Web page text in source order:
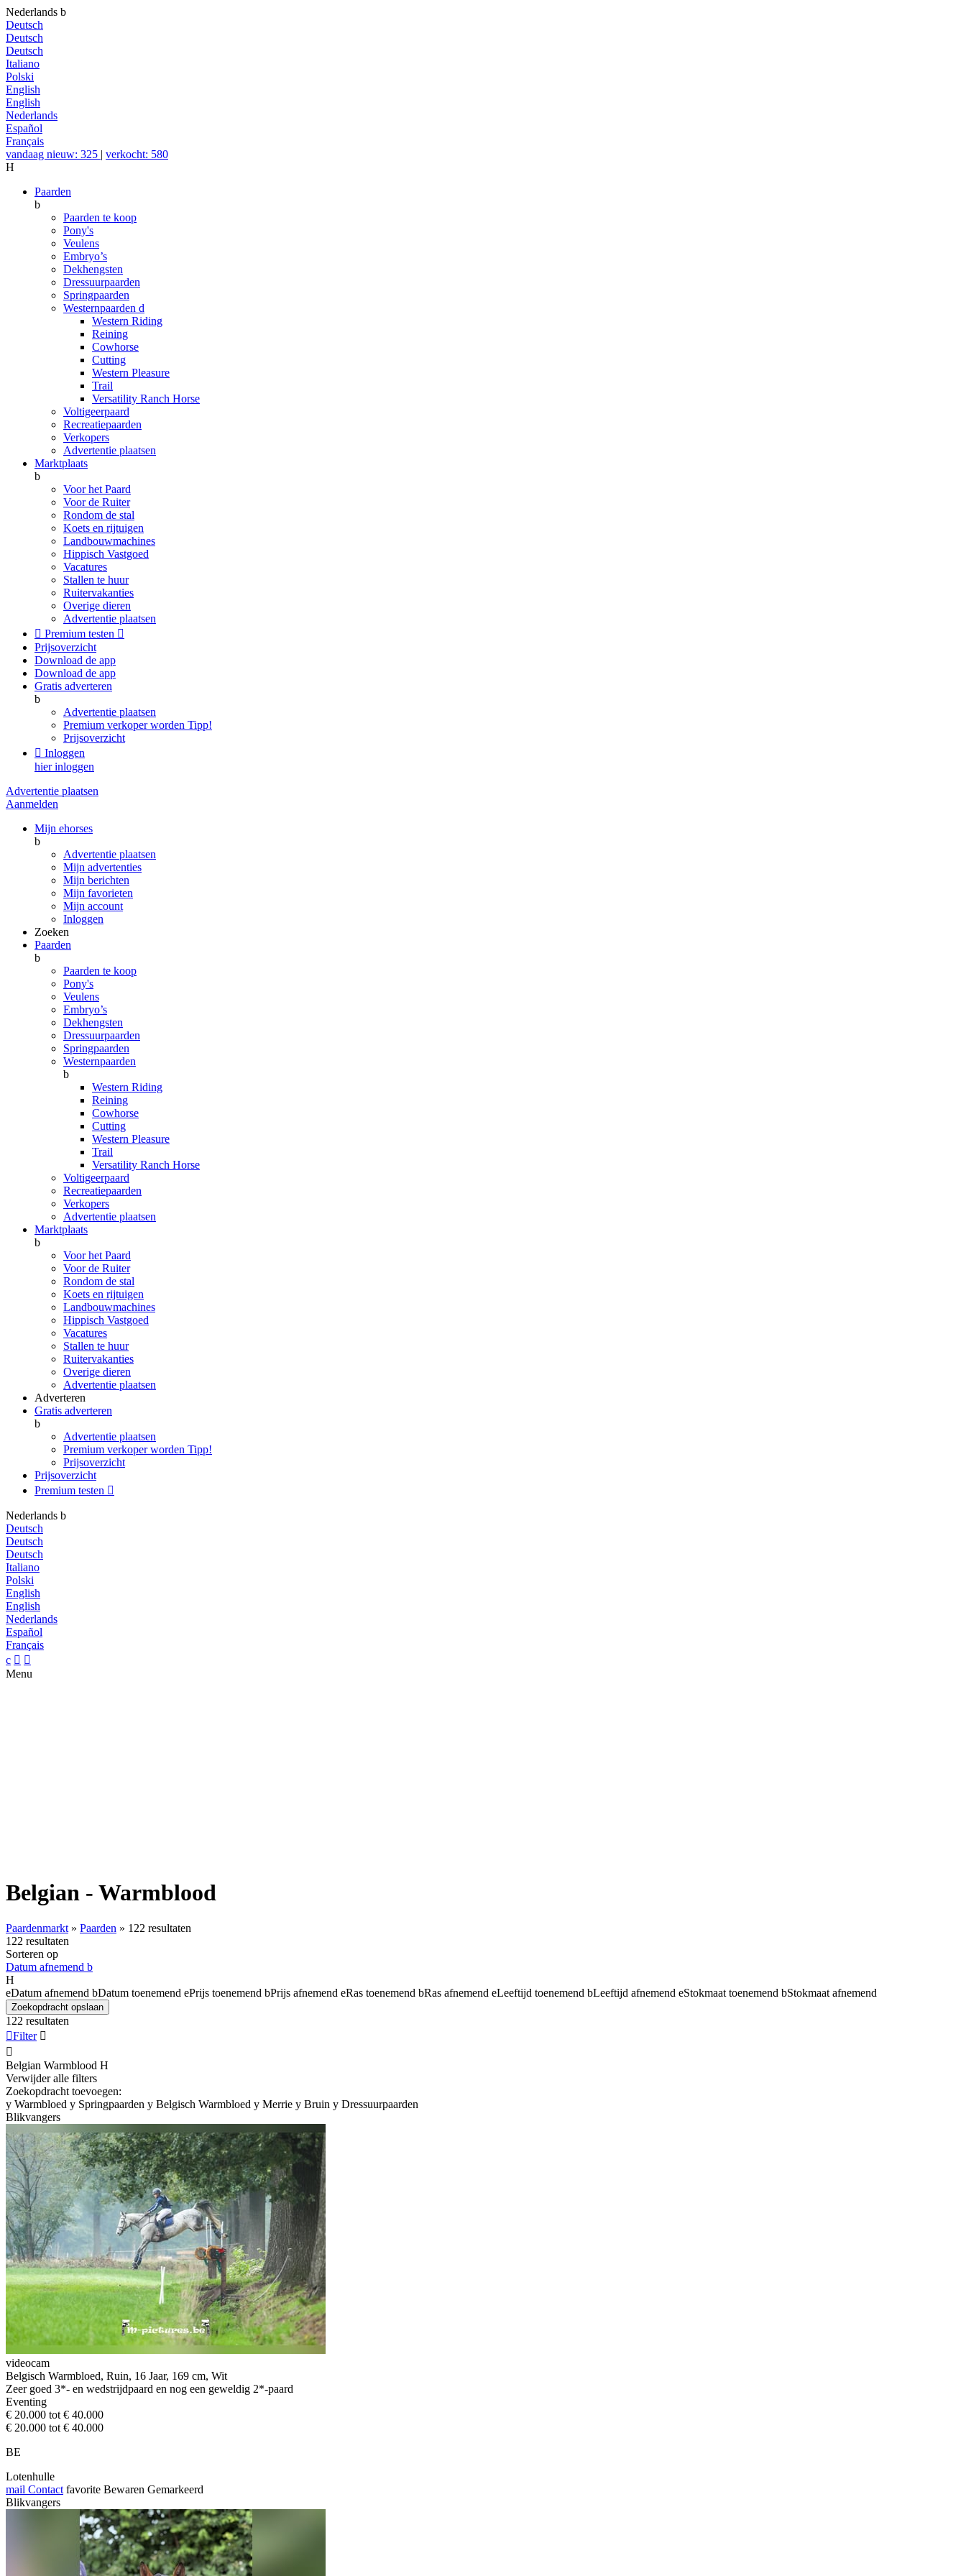
Nederlands b
Deutsch
Deutsch
Deutsch
Italiano
Polski
English
English
Nederlands
Español
Français
vandaag nieuw: 325 | verkocht: 580
H
Paarden
b
Paarden te koop
Pony's
Veulens
Embryo’s
Dekhengsten
Dressuurpaarden
Springpaarden
Westernpaarden d
Western Riding
Reining
Cowhorse
Cutting
Western Pleasure
Trail
Versatility Ranch Horse
Voltigeerpaard
Recreatiepaarden
Verkopers
Advertentie plaatsen
Marktplaats
b
Voor het Paard
Voor de Ruiter
Rondom de stal
Koets en rijtuigen
Landbouwmachines
Hippisch Vastgoed
Vacatures
Stallen te huur
Ruitervakanties
Overige dieren
Advertentie plaatsen
 Premium testen 
Prijsoverzicht
Download de app
Download de app
Gratis adverteren
b
Advertentie plaatsen
Premium verkoper worden Tipp!
Prijsoverzicht
 Inloggen
hier inloggen
Advertentie plaatsen
Aanmelden
Mijn ehorses
b
Advertentie plaatsen
Mijn advertenties
Mijn berichten
Mijn favorieten
Mijn account
Inloggen
Zoeken
Paarden
b
Paarden te koop
Pony's
Veulens
Embryo’s
Dekhengsten
Dressuurpaarden
Springpaarden
Westernpaarden
b
Western Riding
Reining
Cowhorse
Cutting
Western Pleasure
Trail
Versatility Ranch Horse
Voltigeerpaard
Recreatiepaarden
Verkopers
Advertentie plaatsen
Marktplaats
b
Voor het Paard
Voor de Ruiter
Rondom de stal
Koets en rijtuigen
Landbouwmachines
Hippisch Vastgoed
Vacatures
Stallen te huur
Ruitervakanties
Overige dieren
Advertentie plaatsen
Adverteren
Gratis adverteren
b
Advertentie plaatsen
Premium verkoper worden Tipp!
Prijsoverzicht
Prijsoverzicht
Premium testen 
Nederlands b
Deutsch
Deutsch
Deutsch
Italiano
Polski
English
English
Nederlands
Español
Français
c  
Menu
Belgian - Warmblood
Paardenmarkt » Paarden » 122 resultaten
122 resultaten
Sorteren op
Datum afnemend b
H
eDatum afnemend bDatum toenemend ePrijs toenemend bPrijs afnemend eRas toenemend bRas afnemend eLeeftijd toenemend bLeeftijd afnemend eStokmaat toenemend bStokmaat afnemend
Zoekopdracht opslaan
122 resultaten
Filter 

Belgian Warmblood H
Verwijder alle filters
Zoekopdracht toevoegen:
y Warmbloed y Springpaarden y Belgisch Warmbloed y Merrie y Bruin y Dressuurpaarden
Blikvangers
videocam
Belgisch Warmbloed, Ruin, 16 Jaar, 169 cm, Wit
Zeer goed 3*- en wedstrijdpaard en nog een geweldig 2*-paard
Eventing
€ 20.000 tot € 40.000
€ 20.000 tot € 40.000
BE
Lotenhulle
mail Contact favorite Bewaren Gemarkeerd
Blikvangers